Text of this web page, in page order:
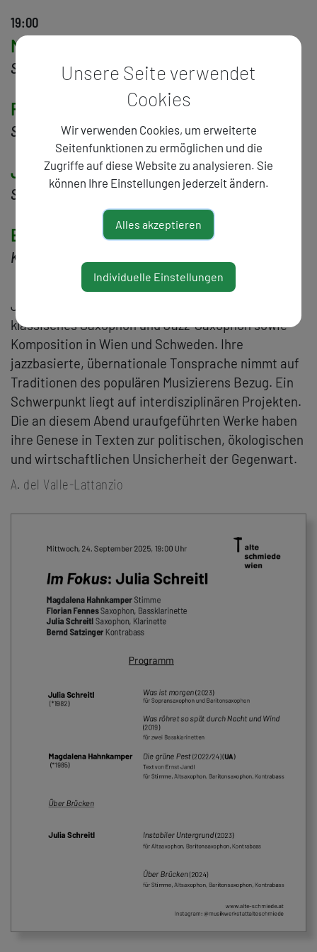
19:00
Magdalena Hahnkamper
Stimme
Florian Fennes
Saxophon, Bassklarinette
Julia Schreitl
Saxophon, Klarinette
Bernd Satzinger
Kontrabass
Julia Schreitl (*1982 im Weinviertel) studierte
klassisches Saxophon und Jazz-Saxophon sowie
Komposition in Wien und Schweden. Ihre
jazzbasierte, übernationale Tonsprache nimmt auf
Traditionen des populären Musizierens Bezug. Ein
Schwerpunkt liegt auf interdisziplinären Projekten.
Die an diesem Abend uraufgeführten Werke haben
ihre Genese in Texten zur politischen, ökologischen
und wirtschaftlichen Unsicherheit der Gegenwart.
A. del Valle-Lattanzio
Unsere Seite verwendet
Cookies
Wir verwenden Cookies, um erweiterte
Seitenfunktionen zu ermöglichen und die
Zugriffe auf diese Website zu analysieren. Sie
können Ihre Einstellungen jederzeit ändern.
Alles akzeptieren
Individuelle Einstellungen